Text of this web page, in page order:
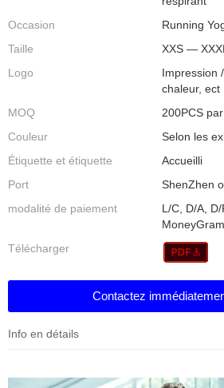
Occasion
Running
Taille
XXS —
Logo
Impression
chaleur, ect
MOQ
200PCS
Couleur
Selon les
Étiquette et étiquette
Accueilli
Port
ShenZhen
modalité de paiement
L/C, D/A, D/
Télécharger
Contactez
Info en détails